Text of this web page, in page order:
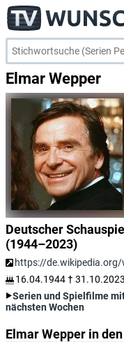
Elmar Wepper
Deutscher
(1944–2023)
https://de.wikipedia.org/
16.04.1944 † 31.10.2023
Serien und Spielfilme
nächsten Wochen
Elmar Wepper in